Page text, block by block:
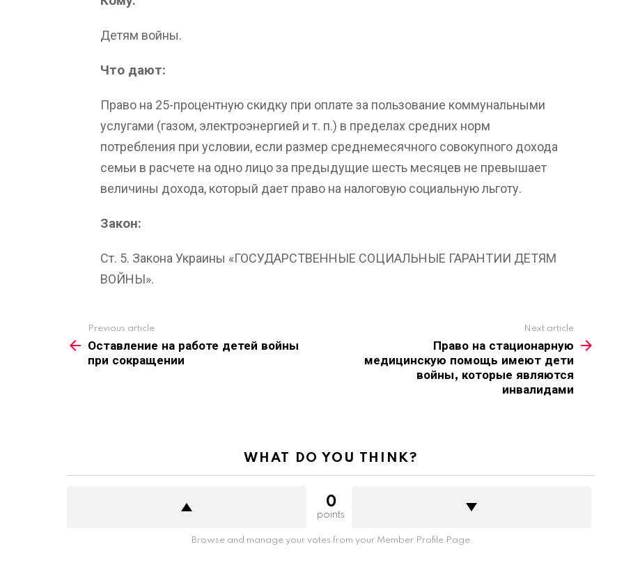
Детям войны.
Что дают:
Право на 25-процентную скидку при оплате за пользование коммунальными
услугами (газом, электроэнергией и т. п.) в пределах средних норм
потребления при условии, если размер среднемесячного совокупного дохода
семьи в расчете на одно лицо за предыдущие шесть месяцев не превышает
величины дохода, который дает право на налоговую социальную льготу.
Закон:
Ст. 5. Закона Украины «ГОСУДАРСТВЕННЫЕ СОЦИАЛЬНЫЕ ГАРАНТИИ ДЕТЯМ
ВОЙНЫ».
more
Previous article
Оставление на работе детей войны
при сокращении
Next article
Право на стационарную
медицинскую помощь имеют дети
войны, которые являются
инвалидами
WHAT DO YOU THINK?
0
points
Browse and manage your votes from your Member Profile Page